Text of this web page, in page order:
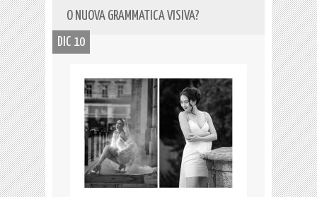
O NUOVA GRAMMATICA VISIVA?
DIC 10